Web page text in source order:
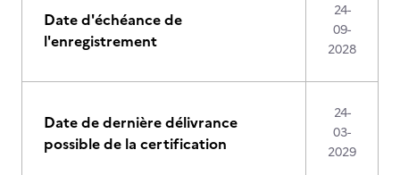
Date d'échéance de
l'enregistrement
24-
09-
2028
Date de dernière délivrance
possible de la certification
24-
03-
2029